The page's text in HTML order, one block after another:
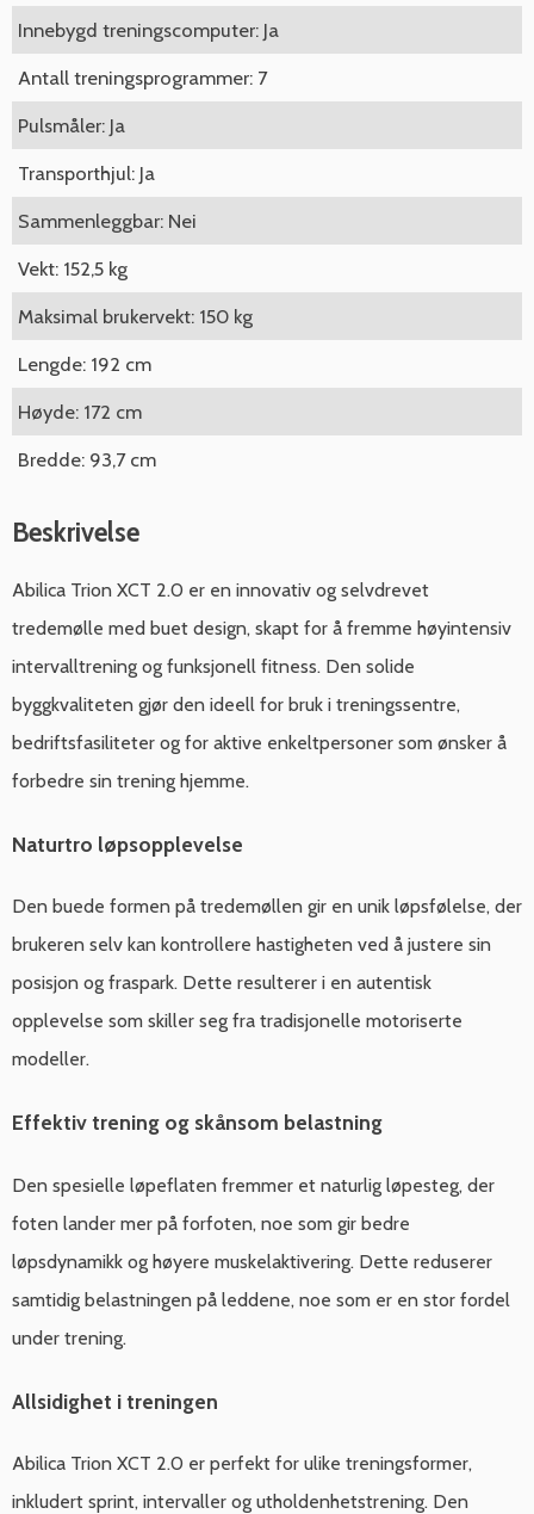
Innebygd treningscomputer: Ja
Antall treningsprogrammer: 7
Pulsmåler: Ja
Transporthjul: Ja
Sammenleggbar: Nei
Vekt: 152,5 kg
Maksimal brukervekt: 150 kg
Lengde: 192 cm
Høyde: 172 cm
Bredde: 93,7 cm
Beskrivelse
Abilica Trion XCT 2.0 er en innovativ og selvdrevet
tredemølle med buet design, skapt for å fremme høyintensiv
intervalltrening og funksjonell fitness. Den solide
byggkvaliteten gjør den ideell for bruk i treningssentre,
bedriftsfasiliteter og for aktive enkeltpersoner som ønsker å
forbedre sin trening hjemme.
Naturtro løpsopplevelse
Den buede formen på tredemøllen gir en unik løpsfølelse, der
brukeren selv kan kontrollere hastigheten ved å justere sin
posisjon og fraspark. Dette resulterer i en autentisk
opplevelse som skiller seg fra tradisjonelle motoriserte
modeller.
Effektiv trening og skånsom belastning
Den spesielle løpeflaten fremmer et naturlig løpesteg, der
foten lander mer på forfoten, noe som gir bedre
løpsdynamikk og høyere muskelaktivering. Dette reduserer
samtidig belastningen på leddene, noe som er en stor fordel
under trening.
Allsidighet i treningen
Abilica Trion XCT 2.0 er perfekt for ulike treningsformer,
inkludert sprint, intervaller og utholdenhetstrening. Den